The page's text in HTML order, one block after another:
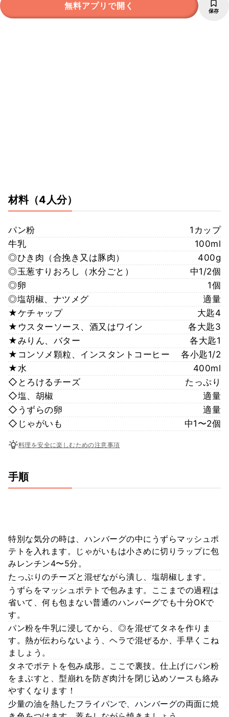
無料アプリで開く 保存
材料（4人分）
パン粉
1カップ
牛乳
100ml
◎ひき肉（合挽き又は豚肉）
400g
◎玉葱すりおろし（水分ごと）
中1/2個
◎卵
1個
◎塩胡椒、ナツメグ
適量
★ケチャップ
大匙4
★ウスターソース、酒又はワイン
各大匙3
★みりん、バター
各大匙1
★コンソメ顆粒、インスタントコーヒー
各小匙1/2
★水
400ml
◇とろけるチーズ
たっぷり
◇塩、胡椒
適量
◇うずらの卵
適量
◇じゃがいも
中1〜2個
料理を安全に楽しむための注意事項
手順
特別な気分の時は、ハンバーグの中にうずらマッシュポ
テトを入れます。じゃがいもは小さめに切りラップに包
みレンチン4〜5分。
たっぷりのチーズと混ぜながら潰し、塩胡椒します。
うずらをマッシュポテトで包みます。ここまでの過程は
省いて、何も包まない普通のハンバーグでも十分OKで
す。
パン粉を牛乳に浸してから、◎を混ぜてタネを作りま
す。熱が伝わらないよう、ヘラで混ぜるか、手早くこね
ましょう。
タネでポテトを包み成形。ここで裏技。仕上げにパン粉
をまぶすと、型崩れを防ぎ肉汁を閉じ込めソースも絡み
やすくなります！
少量の油を熱したフライパンで、ハンバーグの両面に焼